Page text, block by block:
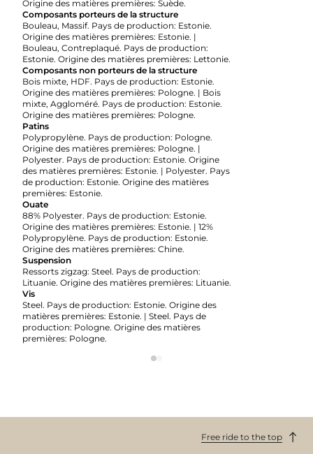
Origine des matières premières: Suède.
Composants porteurs de la structure
Bouleau, Massif. Pays de production: Estonie.
Origine des matières premières: Estonie. |
Bouleau, Contreplaqué. Pays de production:
Estonie. Origine des matières premières: Lettonie.
Composants non porteurs de la structure
Bois mixte, HDF. Pays de production: Estonie.
Origine des matières premières: Pologne. | Bois
mixte, Aggloméré. Pays de production: Estonie.
Origine des matières premières: Pologne.
Patins
Polypropylène. Pays de production: Pologne.
Origine des matières premières: Pologne. |
Polyester. Pays de production: Estonie. Origine
des matières premières: Estonie. | Polyester. Pays
de production: Estonie. Origine des matières
premières: Estonie.
Ouate
88% Polyester. Pays de production: Estonie.
Origine des matières premières: Estonie. | 12%
Polypropylène. Pays de production: Estonie.
Origine des matières premières: Chine.
Suspension
Ressorts zigzag: Steel. Pays de production:
Lituanie. Origine des matières premières: Lituanie.
Vis
Steel. Pays de production: Estonie. Origine des
matières premières: Estonie. | Steel. Pays de
production: Pologne. Origine des matières
premières: Pologne.
Free ride to the top